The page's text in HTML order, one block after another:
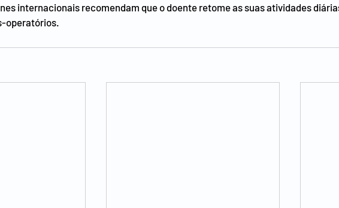
internacionais recomendam que o doente retome as suas atividades
operatórios.